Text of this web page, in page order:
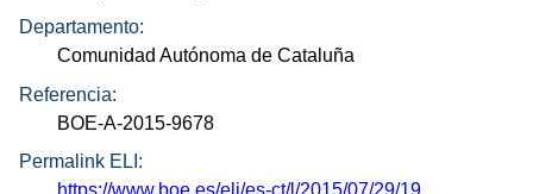
Departamento:
Comunidad Autónoma de Cataluña
Referencia:
BOE-A-2015-9678
Permalink ELI: